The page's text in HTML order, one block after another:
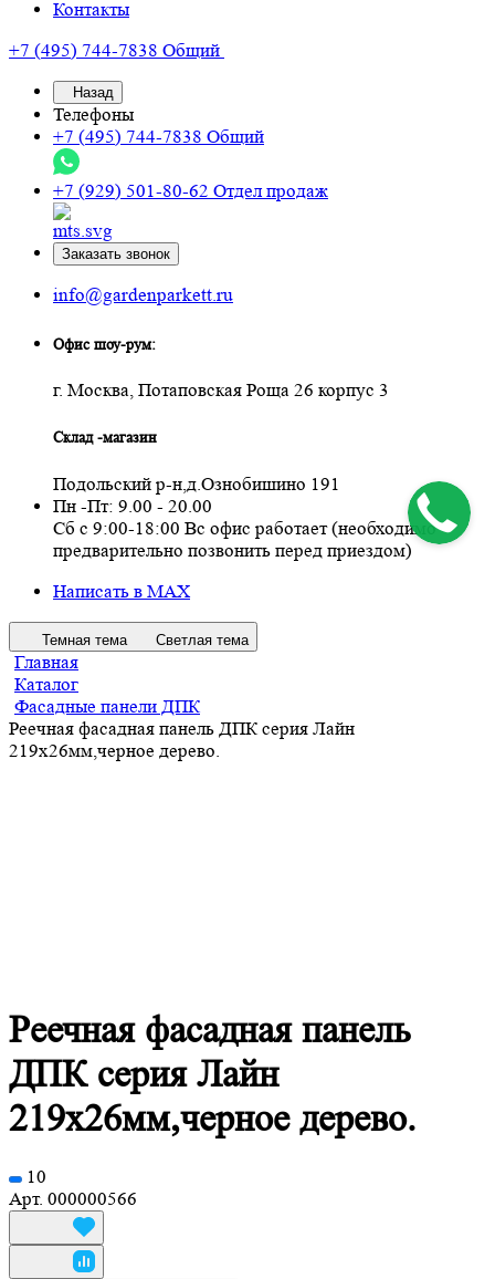
Контакты
+7 (495) 744-7838 Общий
Назад
Телефоны
+7 (495) 744-7838 Общий
+7 (929) 501-80-62 Отдел продаж
Заказать звонок
info@gardenparkett.ru
Офис шоу-рум:
г. Москва, Потаповская Роща 26 корпус 3
Склад -магазин
Подольский р-н,д.Ознобишино 191
Пн -Пт: 9.00 - 20.00
Сб с 9:00-18:00 Вс офис работает (необходимо
предварительно позвонить перед приездом)
Написать в MAX
Темная тема Светлая тема
Главная
Каталог
Фасадные панели ДПК
Реечная фасадная панель ДПК серия Лайн
219х26мм,черное дерево.
Реечная фасадная панель
ДПК серия Лайн
219х26мм,черное дерево.
10
Арт. 000000566